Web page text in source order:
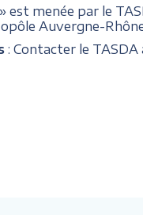
» est menée par le
Auvergne-
: Contacter le